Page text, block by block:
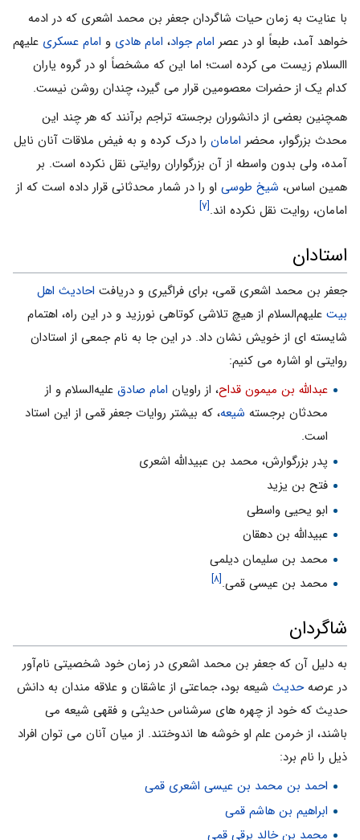
با عنایت به زمان حیات شاگردان جعفر بن محمد اشعرى که در ادمه
خواهد آمد، طبعاً او در عصر امام جواد، امام هادى و امام عسکری‌ علیهم
االسلام زیست مى کرده است؛ اما این که مشخصاً او در گروه یاران
کدام یک از حضرات معصومین قرار مى گیرد، چندان روشن نیست.
همچنین بعضى از دانشوران برجسته تراجم برآنند که هر چند این
محدث بزرگوار، محضر امامان را درک کرده و به فیض ملاقات آنان نایل
آمده، ولى بدون واسطه از آن بزرگواران روایتى نقل نکرده است. بر
همین اساس، شیخ طوسى او را در شمار محدثانى قرار داده است که از
امامان، روایت نقل نکرده اند.[۷]
استادان
جعفر بن محمد اشعرى قمى، براى فراگیرى و دریافت احادیث اهل
بیت علیهم‌السلام از هیچ تلاشى کوتاهى نورزید و در این راه، اهتمام
شایسته اى از خویش نشان داد. در این جا به نام جمعى از استادان
روایتى او اشاره مى کنیم:
عبدالله بن میمون قداح، از راویان امام صادقعلیه‌السلام و از
محدثان برجسته شیعه، که بیشتر روایات جعفر قمی از این استاد
است.
پدر بزرگوارش، محمد بن عبیدالله اشعرى
فتح بن یزید
ابو یحیى واسطى
عبیدالله بن دهقان
محمد بن سلیمان دیلمى
محمد بن عیسى قمى.[۸]
شاگردان
به دلیل آن که جعفر بن محمد اشعرى در زمان خود شخصیتى نام‌آور
در عرصهحدیث شیعه بود، جماعتى از عاشقان و علاقه مندان به دانش
حدیث که خود از چهره هاى سرشناس حدیثى و فقهى شیعه مى
باشند، از خرمن علم او خوشه ها اندوختند. از میان آنان مى توان افراد
ذیل را نام برد:
احمد بن محمد بن عیسى اشعرى قمى
ابراهیم بن هاشم قمى
محمد بن خالد برقى قمى